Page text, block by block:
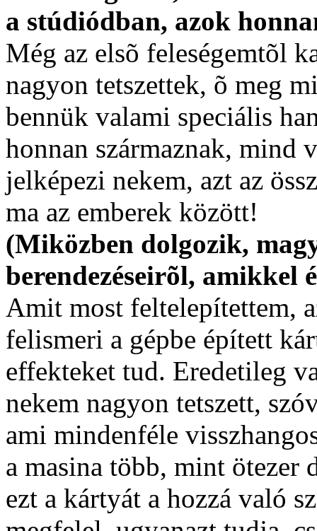
a stúdiódban, azok
Még az elsõ feleségemtõl
nagyon tetszettek, õ meg
bennük valami speciális
honnan származnak, mind
jelképezi nekem, azt az
ma az emberek között!
(Miközben dolgozik,
berendezéseirõl, amikkel
Amit most feltelepítettem,
felismeri a gépbe épített
effekteket tud. Eredetileg
nekem nagyon tetszett,
ami mindenféle
a masina több, mint ötezer
ezt a kártyát a hozzá való